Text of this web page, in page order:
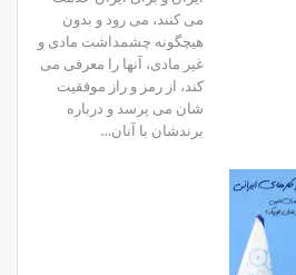
می کنند، می رود و بدون
هیچگونه چشمداشت مادی و
غیر مادی، آنها را معرفی می
کند، از رمز و راز موفقیت
شان می پرسد و درباره
برندشان با آنان…